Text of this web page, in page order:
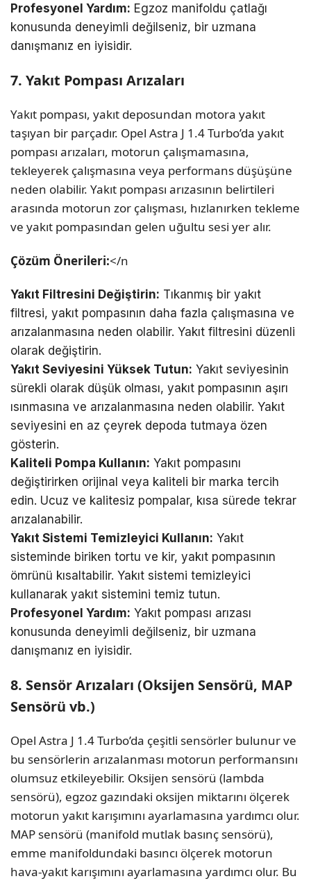
Profesyonel Yardım: Egzoz manifoldu çatlağı
konusunda deneyimli değilseniz, bir uzmana
danışmanız en iyisidir.
7. Yakıt Pompası Arızaları
Yakıt pompası, yakıt deposundan motora yakıt
taşıyan bir parçadır. Opel Astra J 1.4 Turbo’da yakıt
pompası arızaları, motorun çalışmamasına,
tekleyerek çalışmasına veya performans düşüşüne
neden olabilir. Yakıt pompası arızasının belirtileri
arasında motorun zor çalışması, hızlanırken tekleme
ve yakıt pompasından gelen uğultu sesi yer alır.
Çözüm Önerileri:</n
Yakıt Filtresini Değiştirin: Tıkanmış bir yakıt
filtresi, yakıt pompasının daha fazla çalışmasına ve
arızalanmasına neden olabilir. Yakıt filtresini düzenli
olarak değiştirin.
Yakıt Seviyesini Yüksek Tutun: Yakıt seviyesinin
sürekli olarak düşük olması, yakıt pompasının aşırı
ısınmasına ve arızalanmasına neden olabilir. Yakıt
seviyesini en az çeyrek depoda tutmaya özen
gösterin.
Kaliteli Pompa Kullanın: Yakıt pompasını
değiştirirken orijinal veya kaliteli bir marka tercih
edin. Ucuz ve kalitesiz pompalar, kısa sürede tekrar
arızalanabilir.
Yakıt Sistemi Temizleyici Kullanın: Yakıt
sisteminde biriken tortu ve kir, yakıt pompasının
ömrünü kısaltabilir. Yakıt sistemi temizleyici
kullanarak yakıt sistemini temiz tutun.
Profesyonel Yardım: Yakıt pompası arızası
konusunda deneyimli değilseniz, bir uzmana
danışmanız en iyisidir.
8. Sensör Arızaları (Oksijen Sensörü, MAP
Sensörü vb.)
Opel Astra J 1.4 Turbo’da çeşitli sensörler bulunur ve
bu sensörlerin arızalanması motorun performansını
olumsuz etkileyebilir. Oksijen sensörü (lambda
sensörü), egzoz gazındaki oksijen miktarını ölçerek
motorun yakıt karışımını ayarlamasına yardımcı olur.
MAP sensörü (manifold mutlak basınç sensörü),
emme manifoldundaki basıncı ölçerek motorun
hava-yakıt karışımını ayarlamasına yardımcı olur. Bu